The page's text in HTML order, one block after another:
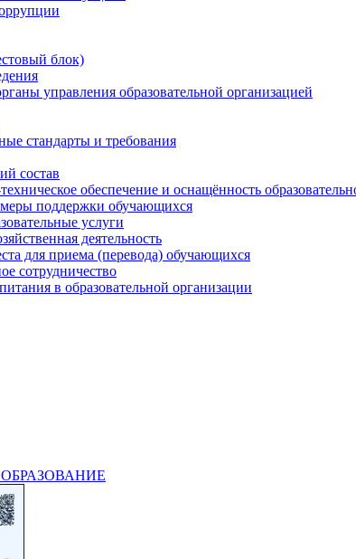
блок)
управления образовательной организацией
стандарты и требования
состав
обеспечение и оснащённость
поддержки обучающихся
услуги
деятельность
для приема (перевода) обучающихся
сотрудничество
в образовательной организации